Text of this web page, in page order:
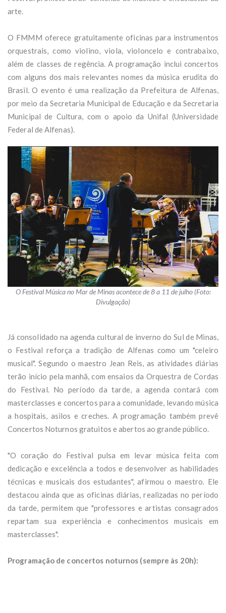
arte.
O FMMM oferece gratuitamente oficinas para instrumentos
orquestrais, como violino, viola, violoncelo e contrabaixo,
além de classes de regência. A programação inclui concertos
com alguns dos mais relevantes nomes da música erudita do
Brasil. O evento é uma realização da Prefeitura de Alfenas,
por meio da Secretaria Municipal de Educação e da Secretaria
Municipal de Cultura, com o apoio da Unifal (Universidade
Federal de Alfenas).
O Festival Música no Mar de Minas acontece de 8 a 11 de julho (Foto:
Divulgação)
Já consolidado na agenda cultural de inverno do Sul de Minas,
o Festival reforça a tradição de Alfenas como um "celeiro
musical". Segundo o maestro Jean Reis, as atividades diárias
terão início pela manhã, com ensaios da Orquestra de Cordas
do Festival. No período da tarde, a agenda contará com
masterclasses e concertos para a comunidade, levando música
a hospitais, asilos e creches. A programação também prevê
Concertos Noturnos gratuitos e abertos ao grande público.
"O coração do Festival pulsa em levar música feita com
dedicação e excelência a todos e desenvolver as habilidades
técnicas e musicais dos estudantes", afirmou o maestro. Ele
destacou ainda que as oficinas diárias, realizadas no período
da tarde, permitem que "professores e artistas consagrados
repartam sua experiência e conhecimentos musicais em
masterclasses".
Programação de concertos noturnos (sempre às 20h):